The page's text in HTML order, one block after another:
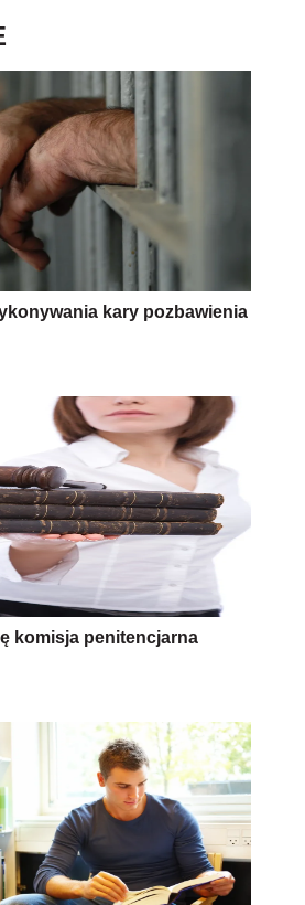
kary pozbawienia
komisja penitencjarna